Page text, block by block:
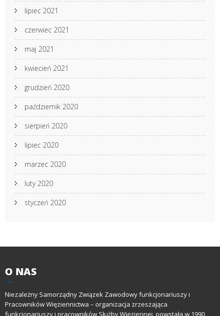
lipiec 2021
czerwiec 2021
maj 2021
kwiecień 2021
grudzień 2020
październik 2020
sierpień 2020
lipiec 2020
marzec 2020
luty 2020
styczeń 2020
O NAS
Niezależny Samorządny Związek Zawodowy funkcjonariuszy i
Pracowników Więziennictwa – organizacja zrzeszająca
funkcjonariuszy i pracowników Służby Więziennej, powstała w 1990